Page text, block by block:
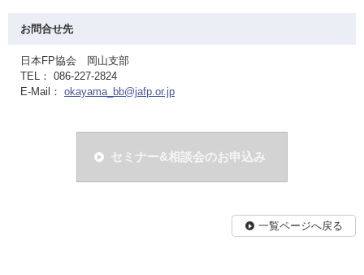
お問合せ先
日本FP協会 岡山支部
TEL： 086-227-2824
E-Mail： okayama_bb@jafp.or.jp
セミナー&相談会のお申込み
一覧ページへ戻る